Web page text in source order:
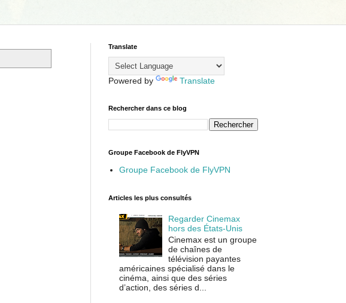
Translate
Powered by Translate
Rechercher dans ce blog
Groupe Facebook de FlyVPN
Groupe Facebook de FlyVPN
Articles les plus consultés
Regarder Cinemax
hors des États-Unis
Cinemax est un groupe
de chaînes de
télévision payantes
américaines spécialisé dans le
cinéma, ainsi que des séries
d’action, des séries d...